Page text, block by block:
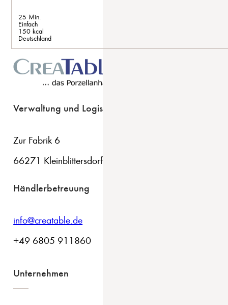
25 Min.
Einfach
150 kcal
Deutschland
Verwaltung und Logistik
Zur Fabrik 6
66271 Kleinblittersdorf
Händlerbetreuung
info@creatable.de
+49 6805 911860
Unternehmen